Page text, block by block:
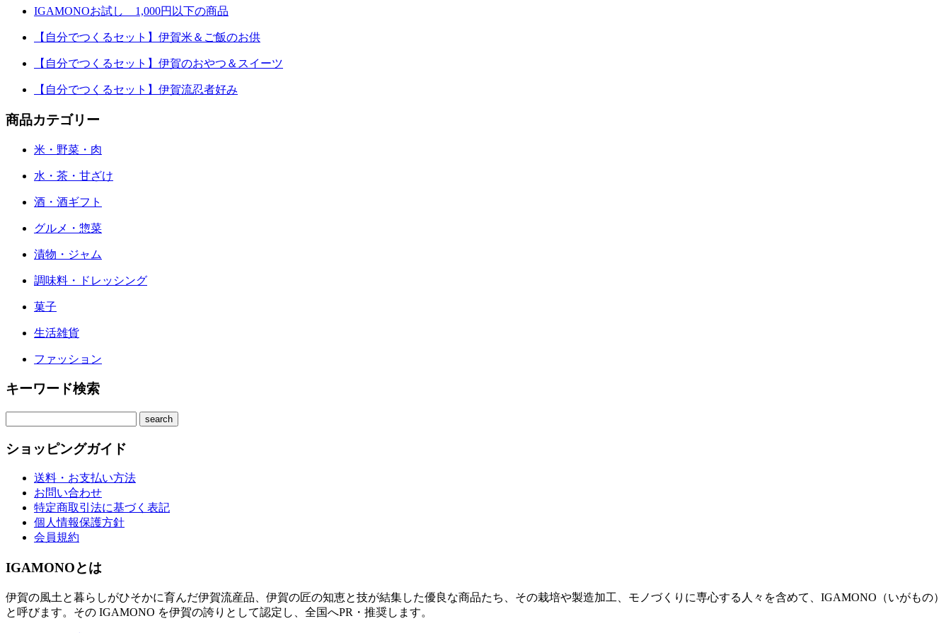
IGAMONOお試し 1,000円以下の商品
【自分でつくるセット】伊賀米＆ご飯のお供
【自分でつくるセット】伊賀のおやつ＆スイーツ
【自分でつくるセット】伊賀流忍者好み
商品カテゴリー
米・野菜・肉
水・茶・甘ざけ
酒・酒ギフト
グルメ・惣菜
漬物・ジャム
調味料・ドレッシング
菓子
生活雑貨
ファッション
キーワード検索
ショッピングガイド
送料・お支払い方法
お問い合わせ
特定商取引法に基づく表記
個人情報保護方針
会員規約
IGAMONOとは
伊賀の風土と暮らしがひそかに育んだ伊賀流産品、伊賀の匠の知恵と技が結集した優良な商品たち、その栽培や製造加工、モノづくりに専心する人々を含めて、IGAMONO（いがもの）
と呼びます。その IGAMONO を伊賀の誇りとして認定し、全国へPR・推奨します。